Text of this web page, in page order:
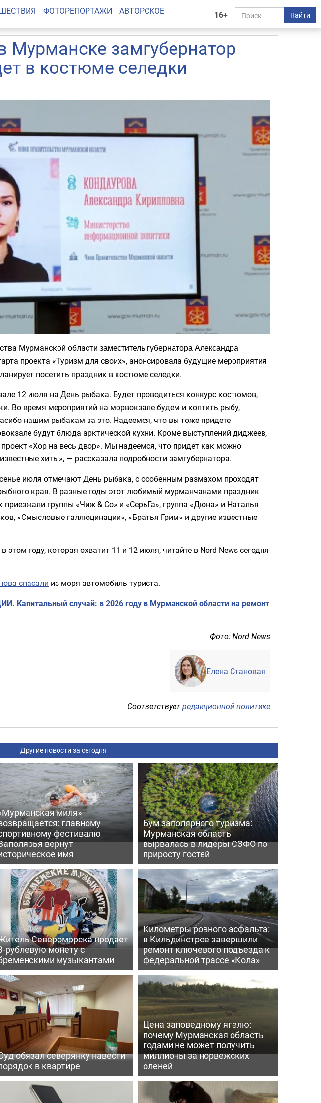
16+ Найти
ФОТОРЕПОРТАЖИ АВТОРСКОЕ
Мурманске замгубернатор
в костюме селедки
Мурманской области заместитель губернатора Александра
проекта «Туризм для своих», анонсировала будущие мероприятия
посетить праздник в костюме селедки.
12 июля на День рыбака. Будет проводиться конкурс костюмов,
Во время мероприятий на морвокзале будем и коптить рыбу,
нашим рыбакам за это. Надеемся, что вы тоже придете
будут блюда арктической кухни. Кроме выступлений диджеев,
«Хор на весь двор». Мы надеемся, что придет как можно
хиты», — рассказала подробности замгубернатора.
июля отмечают День рыбака, с особенным размахом проходят
края. В разные годы этот любимый мурманчанами праздник
группы «Чиж & Co» и «СерьГа», группа «Дюна» и Наталья
«Смысловые галлюцинации», «Братья Грим» и другие известные
году, которая охватит 11 и 12 июля, читайте в Nord-News сегодня
спасали из моря автомобиль туриста.
Капитальный случай: в 2026 году в Мурманской области на ремонт
Фото: Nord News
Елена Становая
Соответствуетредакционной политике
Другие новости за сегодня
миля»
главному
фестивалю
вернут
имя
Бум заполярного туризма:
Мурманская область
вырвалась в лидеры СЗФО по
приросту гостей
Североморска продает
рублевую монету с
музыкантами
Километры ровного асфальта:
в Кильдинстрое завершили
ремонт ключевого подъезда к
федеральной трассе «Кола»
обязал северянку навести
в квартире
Цена заповедному ягелю:
почему Мурманская область
годами не может получить
миллионы за норвежских
оленей